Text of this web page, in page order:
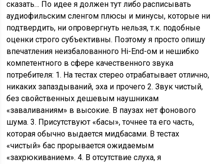
сказать… По идее я должен тут либо расписывать
аудиофильским сленгом плюсы и минусы, которые ни
подтвердить, ни опровергнуть нельзя, т.к. подобные
оценки строго субъективны. Поэтому я просто опишу
впечатления неизбалованного Hi-End-ом и нешибко
компетентного в сфере качественного звука
потребителя: 1. На тестах стерео отрабатывает отлично,
никаких запаздываний, эха и прочего 2. Звук чистый,
без свойственных дешевым наушникам
«заваливаниям» в высокие. В паузах нет фонового
шума. 3. Присутствуют «басы», точнее та его часть,
которая обычно выдается мидбасами. В тестах
«чистый» бас прорывается ожидаемым
«захрюкиванием». 4. В отсутствие слуха, я